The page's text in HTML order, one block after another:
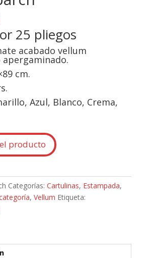
25 pliegos
acabado vellum
cm.
Azul, Blanco, Crema,
producto
Categorías: Cartulinas, Estampada,
, Vellum Etiqueta: